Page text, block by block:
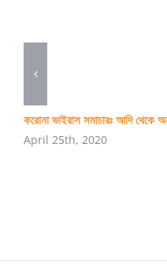
করোনা ভাইরাস সমাচারঃ আদি থেকে
April 25th, 2020